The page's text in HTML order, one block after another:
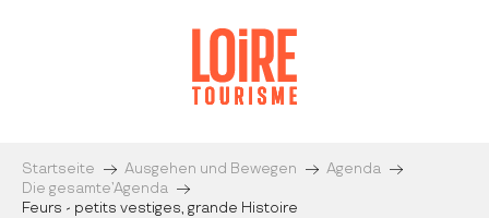
Startseite Ausgehen und Bewegen
Agenda
Die gesamte’Agenda
Feurs - petits vestiges, grande Histoire